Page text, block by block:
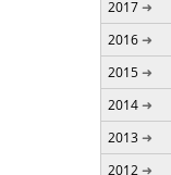
2017
2016
2015
2014
2013
2012